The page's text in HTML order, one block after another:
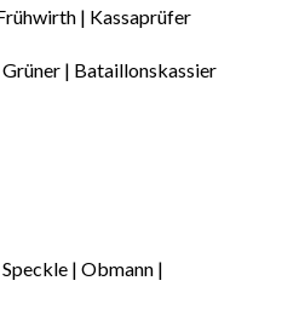
| Kassaprüfer
| Bataillonskassier
| Obmann |